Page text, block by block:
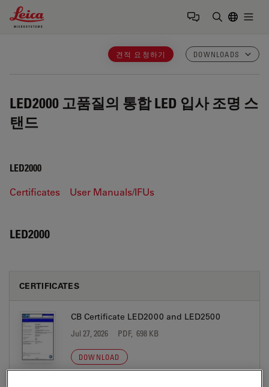
Leica Microsystems Logo
견적 요청하기 DOWNLOADS
LED2000 고품질의 통합 LED 입사 조명 스
탠드
LED2000
Certificates User Manuals/IFUs
LED2000
CERTIFICATES
CB Certificate LED2000 and LED2500
Jul 27, 2026 PDF, 698 KB
DOWNLOAD